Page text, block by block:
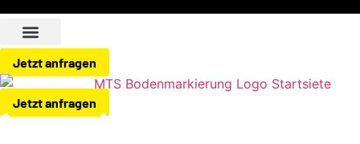
Jetzt anfragen
Jetzt anfragen